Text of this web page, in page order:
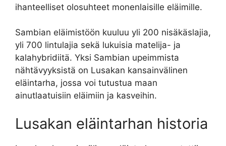
ihanteelliset olosuhteet monenlaisille eläimille.
Sambian eläimistöön kuuluu yli 200 nisäkäslajia,
yli 700 lintulajia sekä lukuisia matelija- ja
kalahybridiitä. Yksi Sambian upeimmista
nähtävyyksistä on Lusakan kansainvälinen
eläintarha, jossa voi tutustua maan
ainutlaatuisiin eläimiin ja kasveihin.
Lusakan eläintarhan historia